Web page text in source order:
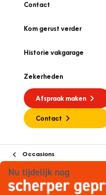
Contact
Kom gerust verder
Historie vakgarage
Zekerheden
Afspraak maken
Contact
Occasions